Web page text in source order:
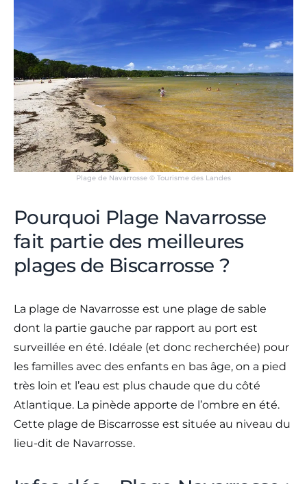
Plage de Navarrosse © Tourisme des Landes
Pourquoi Plage Navarrosse
fait partie des meilleures
plages de Biscarrosse ?
La plage de Navarrosse est une plage de sable
dont la partie gauche par rapport au port est
surveillée en été. Idéale (et donc recherchée) pour
les familles avec des enfants en bas âge, on a pied
très loin et l’eau est plus chaude que du côté
Atlantique. La pinède apporte de l’ombre en été.
Cette plage de Biscarrosse est située au niveau du
lieu-dit de Navarrosse.